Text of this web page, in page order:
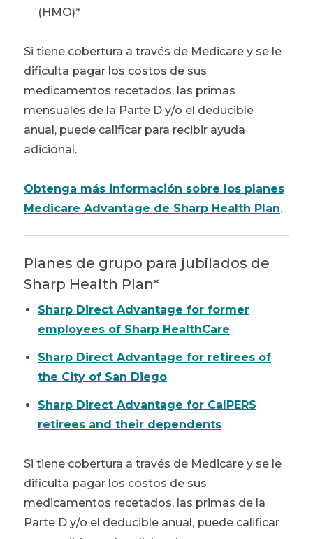
(HMO)*
Si tiene cobertura a través de Medicare y se le
dificulta pagar los costos de sus
medicamentos recetados, las primas
mensuales de la Parte D y/o el deducible
anual, puede calificar para recibir ayuda
adicional.
Obtenga más información sobre los planes
Medicare Advantage de Sharp Health Plan.
Planes de grupo para jubilados de
Sharp Health Plan*
Sharp Direct Advantage for former
employees of Sharp HealthCare
Sharp Direct Advantage for retirees of
the City of San Diego
Sharp Direct Advantage for CalPERS
retirees and their dependents
Si tiene cobertura a través de Medicare y se le
dificulta pagar los costos de sus
medicamentos recetados, las primas de la
Parte D y/o el deducible anual, puede calificar